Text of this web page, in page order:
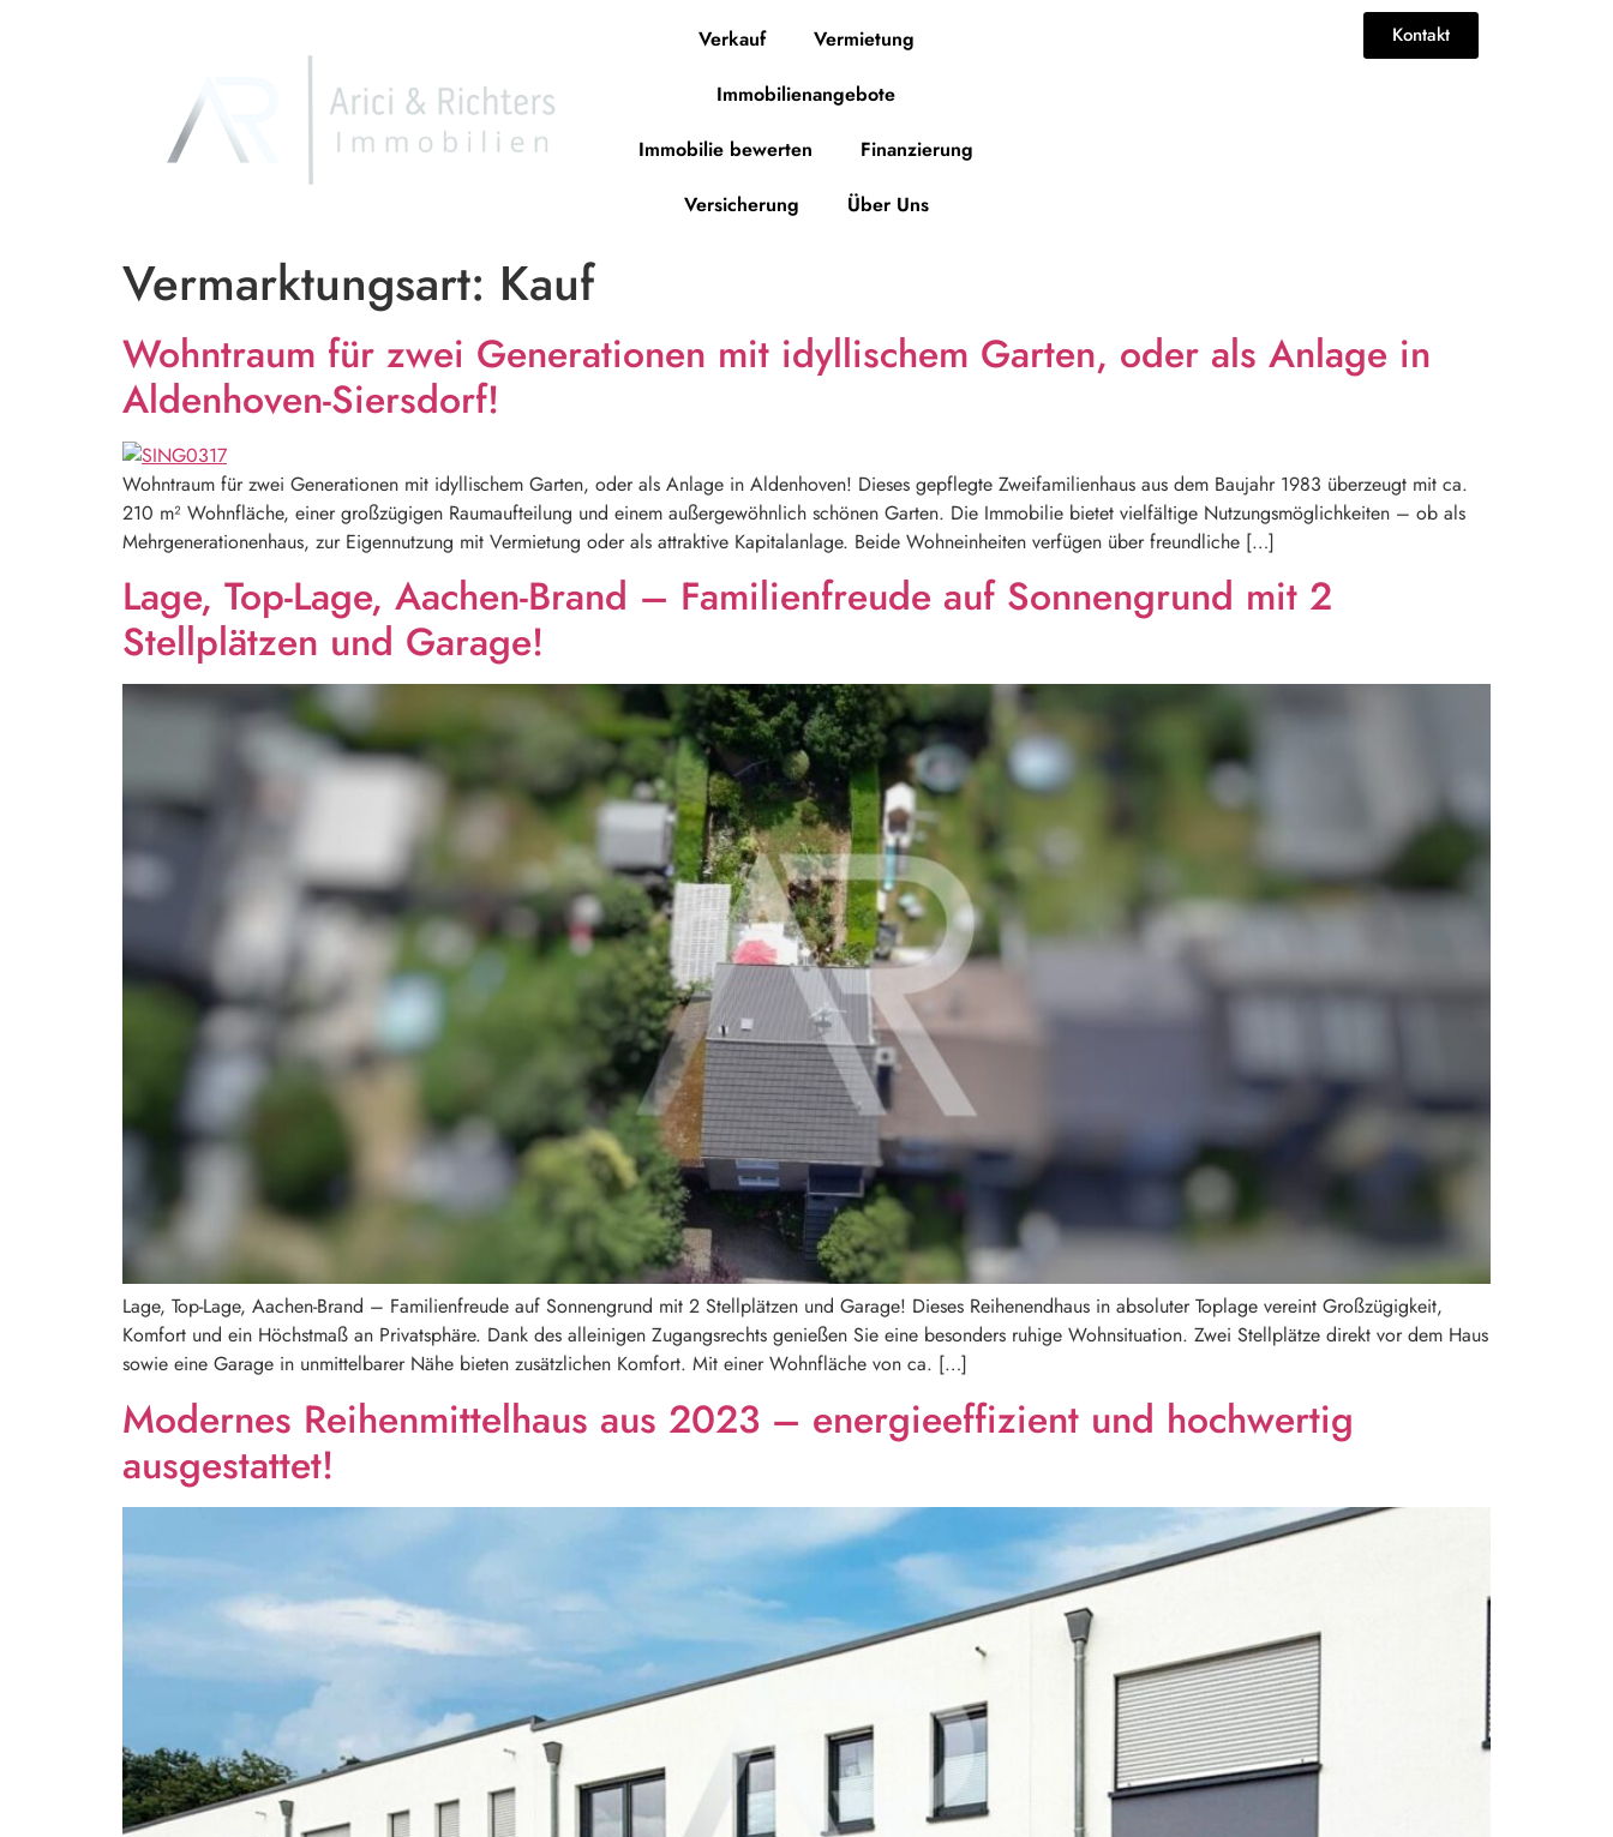
Verkauf
Vermietung
Immobilienangebote
Immobilie bewerten
Finanzierung
Versicherung
Über Uns
Kontakt
Vermarktungsart: Kauf
Wohntraum für zwei Generationen mit idyllischem Garten, oder als Anlage in
Aldenhoven-Siersdorf!
Wohntraum für zwei Generationen mit idyllischem Garten, oder als Anlage in Aldenhoven! Dieses gepflegte Zweifamilienhaus aus dem Baujahr 1983 überzeugt mit ca.
210 m² Wohnfläche, einer großzügigen Raumaufteilung und einem außergewöhnlich schönen Garten. Die Immobilie bietet vielfältige Nutzungsmöglichkeiten – ob als
Mehrgenerationenhaus, zur Eigennutzung mit Vermietung oder als attraktive Kapitalanlage. Beide Wohneinheiten verfügen über freundliche […]
Lage, Top-Lage, Aachen-Brand – Familienfreude auf Sonnengrund mit 2
Stellplätzen und Garage!
Lage, Top-Lage, Aachen-Brand – Familienfreude auf Sonnengrund mit 2 Stellplätzen und Garage! Dieses Reihenendhaus in absoluter Toplage vereint Großzügigkeit,
Komfort und ein Höchstmaß an Privatsphäre. Dank des alleinigen Zugangsrechts genießen Sie eine besonders ruhige Wohnsituation. Zwei Stellplätze direkt vor dem Haus
sowie eine Garage in unmittelbarer Nähe bieten zusätzlichen Komfort. Mit einer Wohnfläche von ca. […]
Modernes Reihenmittelhaus aus 2023 – energieeffizient und hochwertig
ausgestattet!